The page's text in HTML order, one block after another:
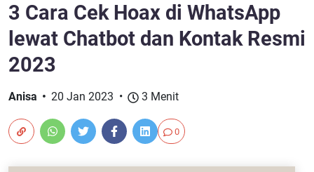
3 Cara Cek Hoax di WhatsApp
lewat Chatbot dan Kontak Resmi
2023
Anisa 20 Jan 2023 3 Menit
0